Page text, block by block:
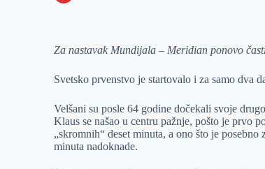
e
I
s
p
a
Za nastavak Mundijala – Meridian ponovo
Svetsko prvenstvo je startovalo i za samo dva
Velšani su posle 64 godine dočekali svoje
Klaus se našao u centru pažnje, pošto je prvo
„skromnih“ deset minuta, a ono što je
minuta nadoknade.